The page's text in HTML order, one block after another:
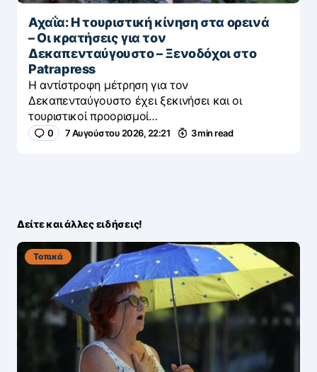
Αχαΐα: Η τουριστική κίνηση στα ορεινά
– Οι κρατήσεις για τον
Δεκαπενταύγουστο – Ξενοδόχοι στο
Patrapress
Η αντίστροφη μέτρηση για τον
Δεκαπενταύγουστο έχει ξεκινήσει και οι
τουριστικοί προορισμοί…
0 7 Αυγούστου 2026, 22:21 3 min read
Δείτε και άλλες ειδήσεις!
Τοπικά